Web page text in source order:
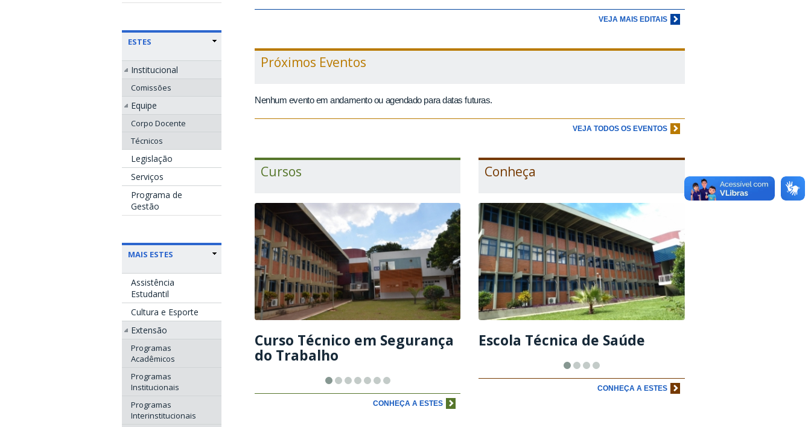
ESTES
Institucional
Comissões
Equipe
Corpo Docente
Técnicos
Legislação
Serviços
Programa de
Gestão
MAIS ESTES
Assistência
Estudantil
Cultura e Esporte
Extensão
Programas
Acadêmicos
Programas
Institucionais
Programas
Interinstitucionais
VEJA MAIS EDITAIS
Próximos Eventos
Nenhum evento em andamento ou agendado para datas futuras.
VEJA TODOS OS EVENTOS
Cursos
Curso Técnico em Segurança
do Trabalho
CONHEÇA A ESTES
Conheça
Escola Técnica de Saúde
CONHEÇA A ESTES